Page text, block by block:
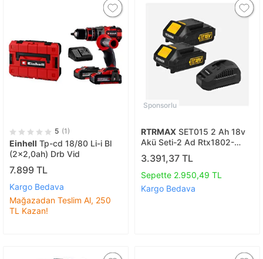
5 (1)
Einhell Tp-cd 18/80 Li-i Bl
(2x2,0ah) Drb Vid
7.899 TL
Kargo Bedava
Mağazadan Teslim Al, 250
TL Kazan!
Sponsorlu
RTRMAX SET015 2 Ah 18v
Akü Seti-2 Ad Rtx1802-
rtx1808
3.391,37 TL
Sepette 2.950,49 TL
Kargo Bedava